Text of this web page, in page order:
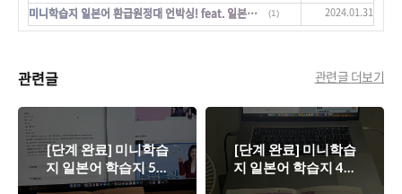
미니학습지 일본어 환급원정대 언박싱! feat. 일본어 뿌시기 대작전 (1) 2024.01.31
관련글 관련글 더보기
[단계 완료] 미니학습
지 일본어 학습지 5단
계
[단계 완료] 미니학습
지 일본어 학습지 4단
계